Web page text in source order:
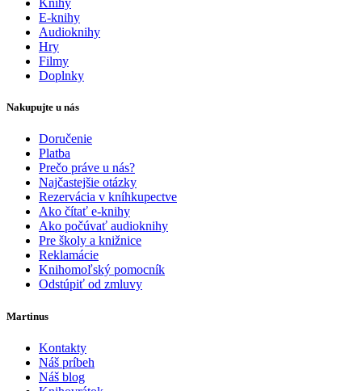
Knihy
E-knihy
Audioknihy
Hry
Filmy
Doplnky
Nakupujte u nás
Doručenie
Platba
Prečo práve u nás?
Najčastejšie otázky
Rezervácia v kníhkupectve
Ako čítať e-knihy
Ako počúvať audioknihy
Pre školy a knižnice
Reklamácie
Knihomoľský pomocník
Odstúpiť od zmluvy
Martinus
Kontakty
Náš príbeh
Náš blog